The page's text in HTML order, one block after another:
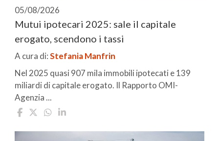
05/08/2026
Mutui ipotecari 2025: sale il capitale
erogato, scendono i tassi
A cura di:Stefania Manfrin
Nel 2025 quasi 907 mila immobili ipotecati e 139
miliardi di capitale erogato. Il Rapporto OMI-
Agenzia ...